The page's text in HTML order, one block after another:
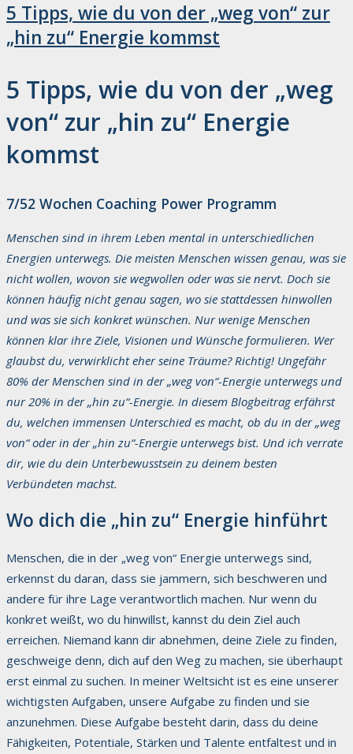
5 Tipps, wie du von der „weg von“ zur
„hin zu“ Energie kommst
5 Tipps, wie du von der „weg
von“ zur „hin zu“ Energie
kommst
7/52 Wochen Coaching Power Programm
Menschen sind in ihrem Leben mental in unterschiedlichen
Energien unterwegs. Die meisten Menschen wissen genau, was sie
nicht wollen, wovon sie wegwollen oder was sie nervt. Doch sie
können häufig nicht genau sagen, wo sie stattdessen hinwollen
und was sie sich konkret wünschen. Nur wenige Menschen
können klar ihre Ziele, Visionen und Wünsche formulieren. Wer
glaubst du, verwirklicht eher seine Träume? Richtig! Ungefähr
80% der Menschen sind in der „weg von“-Energie unterwegs und
nur 20% in der „hin zu“-Energie. In diesem Blogbeitrag erfährst
du, welchen immensen Unterschied es macht, ob du in der „weg
von“ oder in der „hin zu“-Energie unterwegs bist. Und ich verrate
dir, wie du dein Unterbewusstsein zu deinem besten
Verbündeten machst.
Wo dich die „hin zu“ Energie hinführt
Menschen, die in der „weg von“ Energie unterwegs sind,
erkennst du daran, dass sie jammern, sich beschweren und
andere für ihre Lage verantwortlich machen. Nur wenn du
konkret weißt, wo du hinwillst, kannst du dein Ziel auch
erreichen. Niemand kann dir abnehmen, deine Ziele zu finden,
geschweige denn, dich auf den Weg zu machen, sie überhaupt
erst einmal zu suchen. In meiner Weltsicht ist es eine unserer
wichtigsten Aufgaben, unsere Aufgabe zu finden und sie
anzunehmen. Diese Aufgabe besteht darin, dass du deine
Fähigkeiten, Potentiale, Stärken und Talente entfaltest und in